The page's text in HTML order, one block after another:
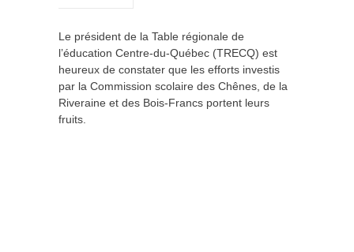
Le président de la Table régionale de
l’éducation Centre-du-Québec (TRECQ) est
heureux de constater que les efforts investis
par la Commission scolaire des Chênes, de la
Riveraine et des Bois-Francs portent leurs
fruits.